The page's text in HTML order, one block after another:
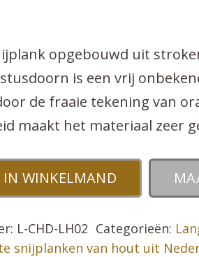
opgebouwd uit
is een vrij
de fraaie tekening van
maakt het materiaal zeer
IN WINKELMAND
L-CHD-LH02 Categorieën:
snijplanken van hout uit